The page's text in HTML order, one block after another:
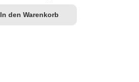
In den Warenkorb